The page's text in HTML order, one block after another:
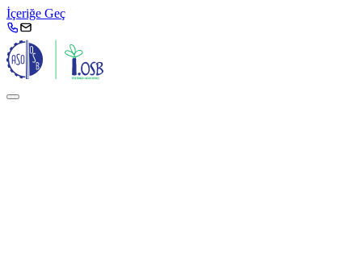
İçeriğe Geç